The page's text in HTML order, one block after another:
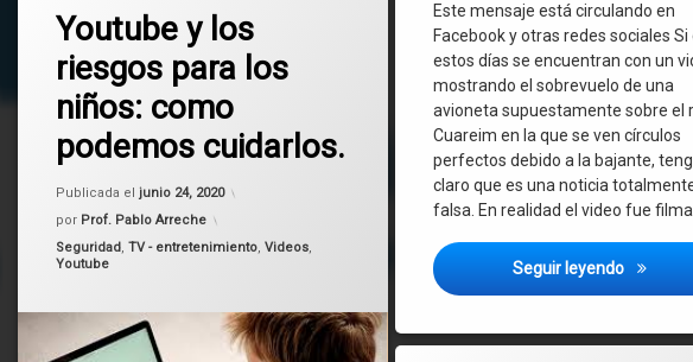
Este mensaje está circulando en
Facebook y otras redes sociales Si
estos días se encuentran con un
mostrando el sobrevuelo de una
avioneta supuestamente sobre el
Cuareim en la que se ven círculos
perfectos debido a la bajante,
claro que es una noticia
falsa. En realidad el video fue
Seguir leyendo Noticia
Youtube y los
riesgos para los
niños: como
podemos cuidarlos.
Publicada eljunio 24, 2020
por Prof. Pablo Arreche
Categorías:
Seguridad,TV - entretenimiento,Videos,
Youtube
protección
seguridad
videos